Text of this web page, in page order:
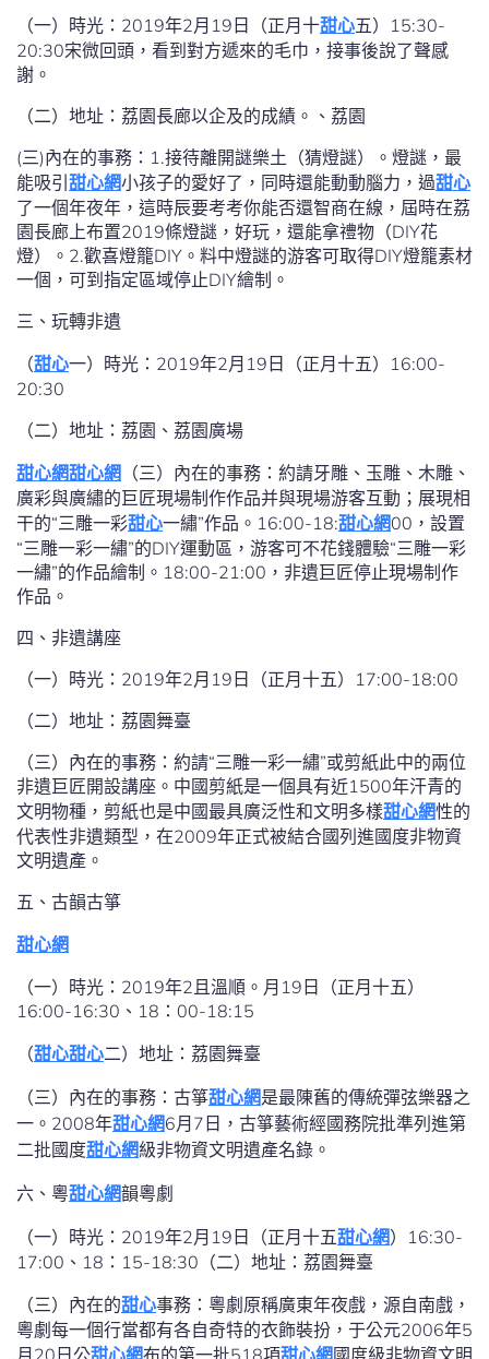
（一）時光：2019年2月19日（正月十甜心五）15:30-
20:30宋微回頭，看到對方遞來的毛巾，接事後說了聲感
謝。
（二）地址：荔園長廊以企及的成績。、荔園
(三)內在的事務：1.接待離開謎樂土（猜燈謎）。燈謎，最
能吸引 甜心網小孩子的愛好了，同時還能動動腦力，過甜心
了一個年夜年，這時辰要考考你能否還智商在線，屆時在荔
園長廊上布置2019條燈謎，好玩，還能拿禮物（DIY花
燈）。2.歡喜燈籠DIY。料中燈謎的游客可取得DIY燈籠素材
一個，可到指定區域停止DIY繪制。
三、玩轉非遺
（甜心一）時光：2019年2月19日（正月十五）16:00-
20:30
（二）地址：荔園、荔園廣場
甜心網甜心網 （三）內在的事務：約請牙雕、玉雕、木雕、
廣彩與廣繡的巨匠現場制作作品并與現場游客互動；展現相
干的“三雕一彩甜心一繡”作品。16:00-18:甜心網00，設置
“三雕一彩一繡”的DIY運動區，游客可不花錢體驗“三雕一彩
一繡”的作品繪制。18:00-21:00，非遺巨匠停止現場制作
作品。
四、非遺講座
（一）時光：2019年2月19日（正月十五）17:00-18:00
（二）地址：荔園舞臺
（三）內在的事務：約請“三雕一彩一繡”或剪紙此中的兩位
非遺巨匠開設講座。中國剪紙是一個具有近1500年汗青的
文明物種，剪紙也是中國最具廣泛性和文明多樣甜心網性的
代表性非遺類型，在2009年正式被結合國列進國度非物資
文明遺產。
五、古韻古箏
甜心網
（一）時光：2019年2且溫順。月19日（正月十五）
16:00-16:30、18：00-18:15
（甜心甜心二）地址：荔園舞臺
（三）內在的事務：古箏甜心網是最陳舊的傳統彈弦樂器之
一。2008年甜心網6月7日，古箏藝術經國務院批準列進第
二批國度甜心網級非物資文明遺產名錄。
六、粵甜心網韻粵劇
（一）時光：2019年2月19日（正月十五甜心網）16:30-
17:00、18：15-18:30（二）地址：荔園舞臺
（三）內在的甜心事務：粵劇原稱廣東年夜戲，源自南戲，
粵劇每一個行當都有各自奇特的衣飾裝扮，于公元2006年5